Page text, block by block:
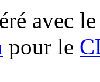
avec
pour le